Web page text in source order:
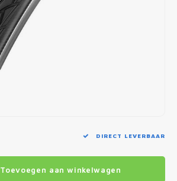
DIRECT LEVERBAAR
Toevoegen aan winkelwagen